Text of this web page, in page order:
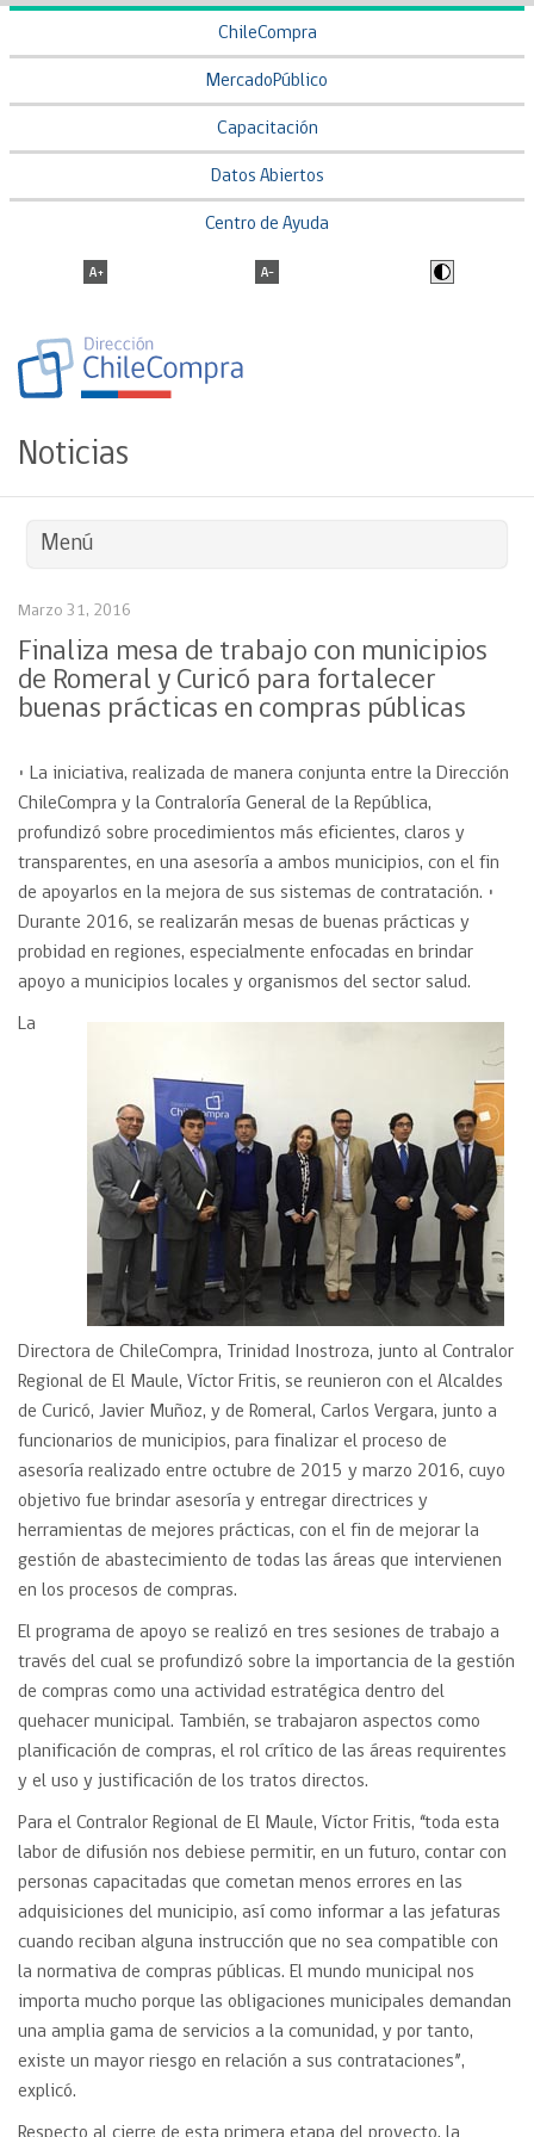
ChileCompra
MercadoPúblico
Capacitación
Datos Abiertos
Centro de Ayuda
Noticias
Menú
Marzo 31, 2016
Finaliza mesa de trabajo con municipios
de Romeral y Curicó para fortalecer
buenas prácticas en compras públicas
• La iniciativa, realizada de manera conjunta entre la Dirección
ChileCompra y la Contraloría General de la República,
profundizó sobre procedimientos más eficientes, claros y
transparentes, en una asesoría a ambos municipios, con el fin
de apoyarlos en la mejora de sus sistemas de contratación. •
Durante 2016, se realizarán mesas de buenas prácticas y
probidad en regiones, especialmente enfocadas en brindar
apoyo a municipios locales y organismos del sector salud.
La
Directora de ChileCompra, Trinidad Inostroza, junto al Contralor
Regional de El Maule, Víctor Fritis, se reunieron con el Alcaldes
de Curicó, Javier Muñoz, y de Romeral, Carlos Vergara, junto a
funcionarios de municipios, para finalizar el proceso de
asesoría realizado entre octubre de 2015 y marzo 2016, cuyo
objetivo fue brindar asesoría y entregar directrices y
herramientas de mejores prácticas, con el fin de mejorar la
gestión de abastecimiento de todas las áreas que intervienen
en los procesos de compras.
El programa de apoyo se realizó en tres sesiones de trabajo a
través del cual se profundizó sobre la importancia de la gestión
de compras como una actividad estratégica dentro del
quehacer municipal. También, se trabajaron aspectos como
planificación de compras, el rol crítico de las áreas requirentes
y el uso y justificación de los tratos directos.
Para el Contralor Regional de El Maule, Víctor Fritis, “toda esta
labor de difusión nos debiese permitir, en un futuro, contar con
personas capacitadas que cometan menos errores en las
adquisiciones del municipio, así como informar a las jefaturas
cuando reciban alguna instrucción que no sea compatible con
la normativa de compras públicas. El mundo municipal nos
importa mucho porque las obligaciones municipales demandan
una amplia gama de servicios a la comunidad, y por tanto,
existe un mayor riesgo en relación a sus contrataciones”,
explicó.